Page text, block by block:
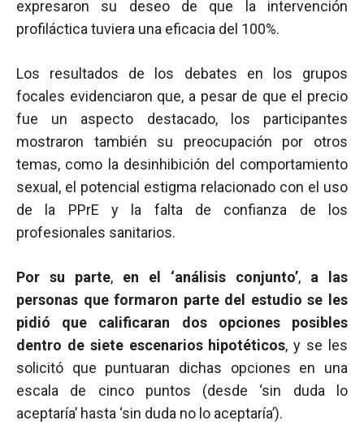
expresaron su deseo de que la intervención
profiláctica tuviera una eficacia del 100%.
Los resultados de los debates en los grupos
focales evidenciaron que, a pesar de que el precio
fue un aspecto destacado, los participantes
mostraron también su preocupación por otros
temas, como la desinhibición del comportamiento
sexual, el potencial estigma relacionado con el uso
de la PPrE y la falta de confianza de los
profesionales sanitarios.
Por su parte, en el ‘análisis conjunto’, a las
personas que formaron parte del estudio se les
pidió que calificaran dos opciones posibles
dentro de siete escenarios hipotéticos, y se les
solicitó que puntuaran dichas opciones en una
escala de cinco puntos (desde ‘sin duda lo
aceptaría’ hasta ‘sin duda no lo aceptaría’).